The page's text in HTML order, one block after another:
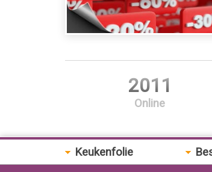
2011
Online
Keukenfolie